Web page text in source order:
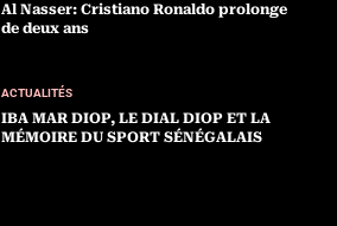
Al Nasser: Cristiano Ronaldo prolonge
de deux ans
ACTUALITÉS
IBA MAR DIOP, LE DIAL DIOP ET LA
MÉMOIRE DU SPORT SÉNÉGALAIS